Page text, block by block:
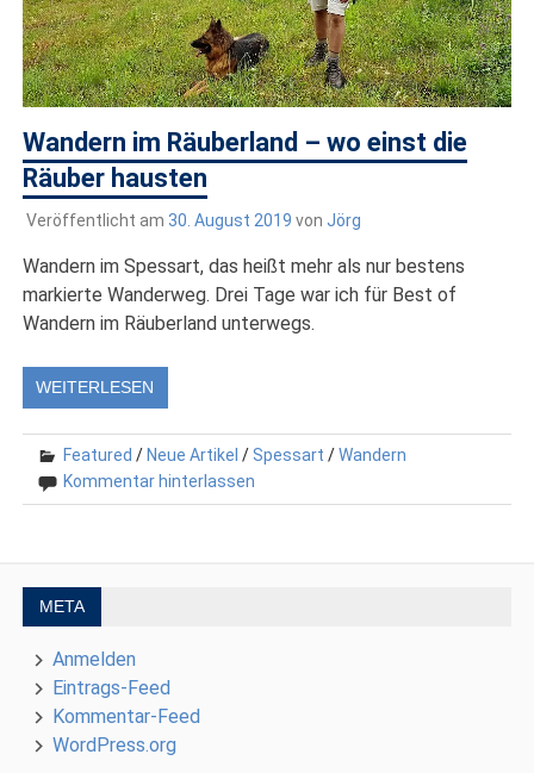
Wandern im Räuberland – wo einst die
Räuber hausten
Veröffentlicht am 30. August 2019 von Jörg
Wandern im Spessart, das heißt mehr als nur bestens
markierte Wanderweg. Drei Tage war ich für Best of
Wandern im Räuberland unterwegs.
WEITERLESEN
Featured / Neue Artikel / Spessart /Wandern
Kommentar hinterlassen
META
Anmelden
Eintrags-Feed
Kommentar-Feed
WordPress.org